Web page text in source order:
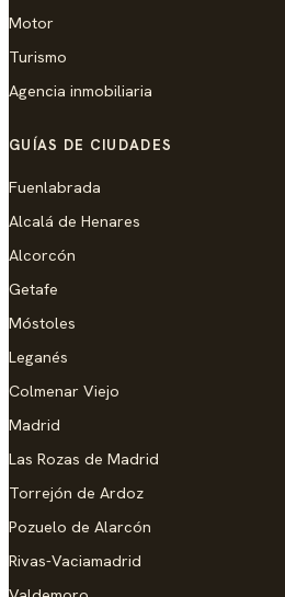
Motor
Turismo
Agencia inmobiliaria
GUÍAS DE CIUDADES
Fuenlabrada
Alcalá de Henares
Alcorcón
Getafe
Móstoles
Leganés
Colmenar Viejo
Madrid
Las Rozas de Madrid
Torrejón de Ardoz
Pozuelo de Alarcón
Rivas-Vaciamadrid